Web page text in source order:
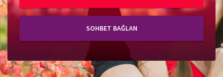
SOHBET BAĞLAN